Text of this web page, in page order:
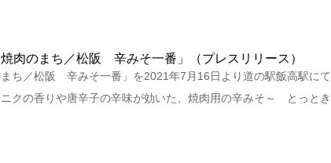
ち／松阪 辛みそ一番」を2021年7月16日より道の駅飯高駅にて
クの香りや唐辛子の辛味が効いた、焼肉用の辛みそ～ とっとき